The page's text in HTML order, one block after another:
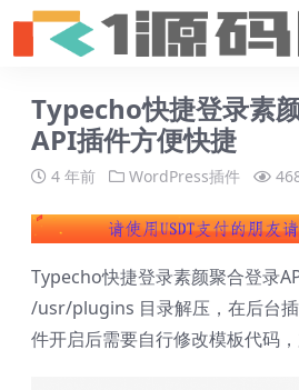
Typecho快捷登录素
API插件方便快捷
4 年前 WordPress插件
Typecho快捷登录素颜聚合登录
/usr/plugins 目录解压，在后台
件开启后需要自行修改模板代码，